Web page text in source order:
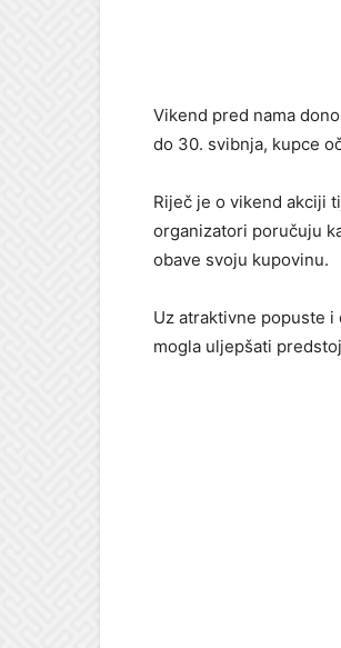
Vikend pred nama
do 30. svibnja, kupce
Riječ je o vikend akciji
organizatori poručuju
obave svoju kupovinu.
Uz atraktivne popuste
mogla uljepšati